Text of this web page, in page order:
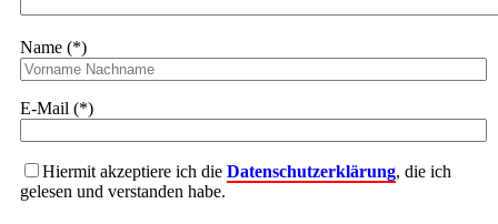
Name (*)
E-Mail (*)
Hiermit akzeptiere ich die Datenschutzerklärung, die ich
gelesen und verstanden habe.